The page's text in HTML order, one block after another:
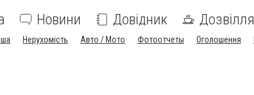
Новини Довідник Дозвілля
Нерухомість Авто / Мото Фотоотчеты Оголошення